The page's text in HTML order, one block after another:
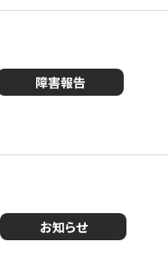
障害報告
お知らせ